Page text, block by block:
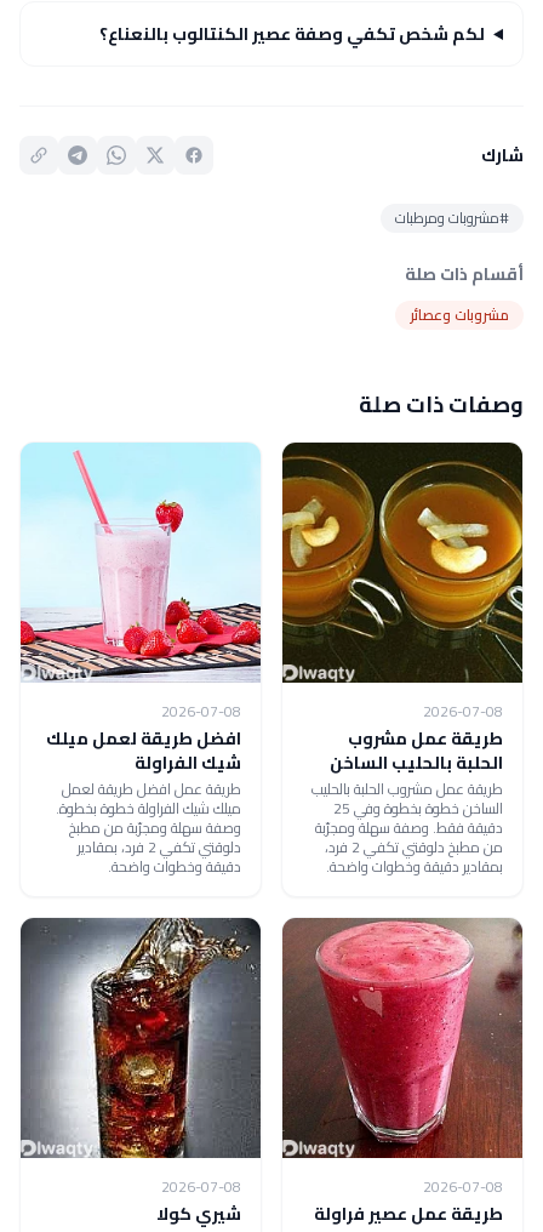
لكم شخص تكفي وصفة عصير الكنتالوب بالنعناع؟
شارك
#مشروبات ومرطبات
أقسام ذات صلة
مشروبات وعصائر
وصفات ذات صلة
2026-07-08
طريقة عمل مشروب
الحلبة بالحليب الساخن
طريقة عمل مشروب الحلبة بالحليب
الساخن خطوة بخطوة وفي 25
دقيقة فقط. وصفة سهلة ومجرّبة
من مطبخ دلوقتي تكفي 2 فرد،
بمقادير دقيقة وخطوات واضحة.
2026-07-08
افضل طريقة لعمل ميلك
شيك الفراولة
طريقة عمل افضل طريقة لعمل
ميلك شيك الفراولة خطوة بخطوة.
وصفة سهلة ومجرّبة من مطبخ
دلوقتي تكفي 2 فرد، بمقادير
دقيقة وخطوات واضحة.
2026-07-08
طريقة عمل عصير فراولة
2026-07-08
شيري كولا